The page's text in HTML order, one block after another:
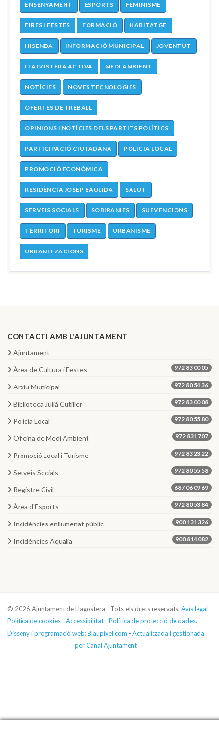
ENSENYAMENT ESPORTS FEMINISME
FIRES I FESTES FORMACIÓ HABITATGE
HISENDA INFORMACIÓ MUNICIPAL JOVENTUT
LLAGOSTERA ACTIVA MEDI AMBIENT
NOTÍCIES NOVES TECNOLOGIES
OFERTES DE TREBALL
OPINIONS I NOTÍCIES DELS PARTITS POLÍTICS
PARTICIPACIÓ CIUTADANA POLICIA LOCAL
PROMOCIÓ ECONÒMICA
RESIDÈNCIA JOSEP BAULIDA SALUT
SERVEIS SOCIALS SOBIRANIES SUBVENCIONS
TERRITORI TURISME URBANISME
URBANITZACIONS
CONTACTI AMB L'AJUNTAMENT
Ajuntament
Àrea de Cultura i Festes 972 83 00 05
Arxiu Municipal 972 80 54 36
Biblioteca Julià Cutiller 972 83 00 08
Policia Local 972 80 55 80
Oficina de Medi Ambient 972 831 707
Promoció Local i Turisme 972 83 23 22
Serveis Socials 972 80 55 58
Registre Civil 687 06 09 69
Àrea d'Esports 972 80 53 84
Incidències enllumenat públic 900 131 326
Incidències Aqualia 900 814 082
© 2026 Ajuntament de Llagostera - Tots els drets reservats. Avís legal -
Política de cookies - Accessibilitat - Política de protecció de dades.
Disseny i programació web: Blaupixel.com - Actualitzada i gestionada
per Canal Ajuntament